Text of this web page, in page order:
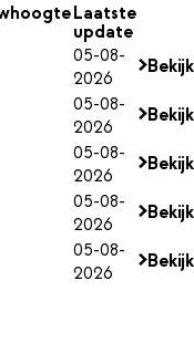
Laatste
update
05-08-
2026
05-08-
2026
05-08-
2026
05-08-
2026
05-08-
2026